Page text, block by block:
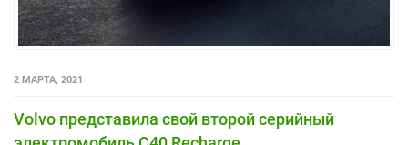
2 МАРТА, 2021
Volvo представила свой второй серийный